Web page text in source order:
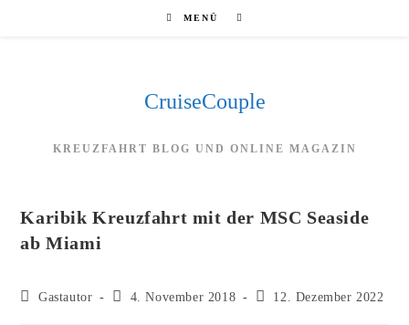
MENÜ
CruiseCouple
KREUZFAHRT BLOG UND ONLINE MAGAZIN
Karibik Kreuzfahrt mit der MSC Seaside
ab Miami
Beitrags-
Gastautor
Beitrag
4. November 2018
Beitrag
12. Dezember 2022